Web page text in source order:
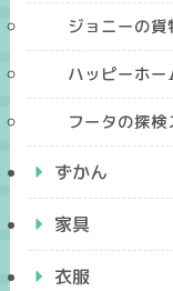
ジョニーの貨
ハッピーホー
フータの探検
ずかん
家具
衣服